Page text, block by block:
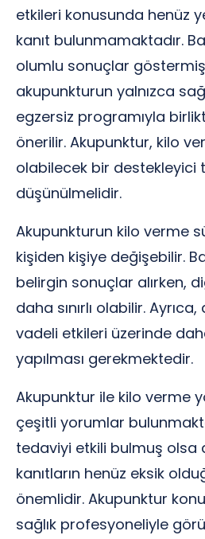
etkileri konusunda henüz
kanıt bulunmamaktadır.
olumlu sonuçlar
akupunkturun yalnızca
egzersiz programıyla
önerilir. Akupunktur, kilo
olabilecek bir destekleyici
düşünülmelidir.
Akupunkturun kilo verme
kişiden kişiye değişebilir.
belirgin sonuçlar alırken,
daha sınırlı olabilir.
vadeli etkileri üzerinde
yapılması gerekmektedir.
Akupunktur ile kilo verme
çeşitli yorumlar
tedaviyi etkili bulmuş olsa
kanıtların henüz eksik
önemlidir. Akupunktur
sağlık profesyoneliyle